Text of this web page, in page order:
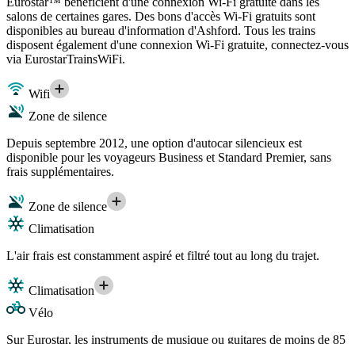
salons de certaines gares. Des bons d'accès Wi-Fi gratuits sont
disponibles au bureau d'information d'Ashford. Tous les trains
disposent également d'une connexion Wi-Fi gratuite, connectez-vous
via EurostarTrainsWiFi.
Wifi
Zone de silence
Depuis septembre 2012, une option d'autocar silencieux est
disponible pour les voyageurs Business et Standard Premier, sans
frais supplémentaires.
Zone de silence
Climatisation
L'air frais est constamment aspiré et filtré tout au long du trajet.
Climatisation
Vélo
Sur Eurostar, les instruments de musique ou guitares de moins de 85